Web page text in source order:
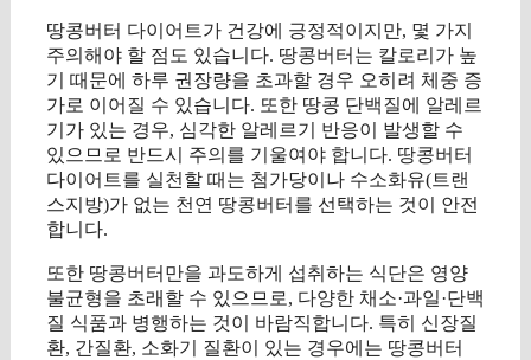
땅콩버터 다이어트가 건강에 긍정적이지만, 몇 가지
주의해야 할 점도 있습니다. 땅콩버터는 칼로리가 높
기 때문에 하루 권장량을 초과할 경우 오히려 체중 증
가로 이어질 수 있습니다. 또한 땅콩 단백질에 알레르
기가 있는 경우, 심각한 알레르기 반응이 발생할 수
있으므로 반드시 주의를 기울여야 합니다. 땅콩버터
다이어트를 실천할 때는 첨가당이나 수소화유(트랜
스지방)가 없는 천연 땅콩버터를 선택하는 것이 안전
합니다.
또한 땅콩버터만을 과도하게 섭취하는 식단은 영양
불균형을 초래할 수 있으므로, 다양한 채소·과일·단백
질 식품과 병행하는 것이 바람직합니다. 특히 신장질
환, 간질환, 소화기 질환이 있는 경우에는 땅콩버터